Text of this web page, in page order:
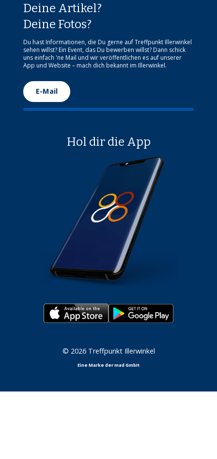
Hol dir die App
© 2026 Treffpunkt Illerwinkel
Eine Marke der mad GmbH
Deine Artikel?
Deine Fotos?
Du hast Informationen, die Du gerne auf Treffpunkt Illerwinkel
sehen willst? Ein Event, das Du bewerben willst? Dann schick
uns einfach 'ne Mail und wir veröffentlichen es auf unserer
App und Website – mach dich bekannt im Illerwinkel.
E-Mail